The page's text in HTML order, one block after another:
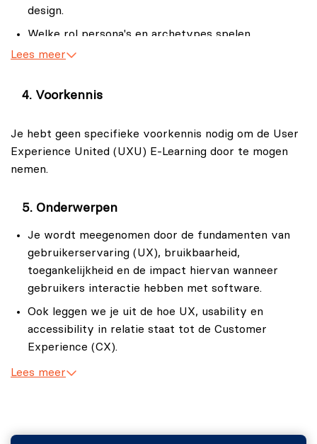
design.
Welke rol persona's en archetypes spelen.
Welke soorten onderzoeken je kunt doen.
Bevindingen analyseren en rapporteren.
Lees meer
Voorkennis
Je hebt geen specifieke voorkennis nodig om de User
Experience United (UXU) E-Learning door te mogen
nemen.
Onderwerpen
Je wordt meegenomen door de fundamenten van
gebruikerservaring (UX), bruikbaarheid,
toegankelijkheid en de impact hiervan wanneer
gebruikers interactie hebben met software.
Ook leggen we je uit de hoe UX, usability en
accessibility in relatie staat tot de Customer
Experience (CX).
Je wordt bijgepraat over de wat, waarom, wanneer
Lees meer